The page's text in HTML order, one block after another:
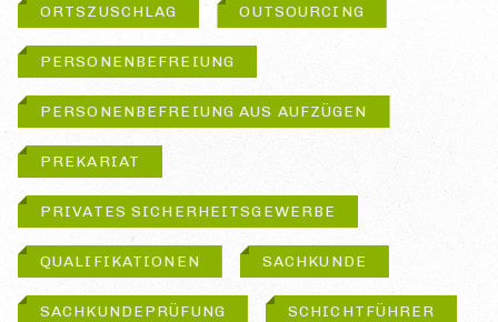
ORTSZUSCHLAG OUTSOURCING
PERSONENBEFREIUNG
PERSONENBEFREIUNG AUS AUFZÜGEN
PREKARIAT
PRIVATES SICHERHEITSGEWERBE
QUALIFIKATIONEN SACHKUNDE
SACHKUNDEPRÜFUNG SCHICHTFÜHRER